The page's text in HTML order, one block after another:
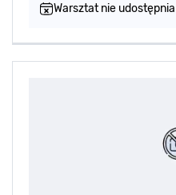
Warsztat nie